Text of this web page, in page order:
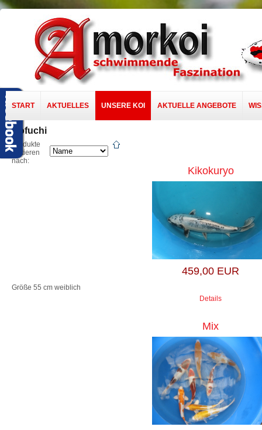
START AKTUELLES UNSERE KOI AKTUELLE ANGEBOTE
Oofuchi
Produkte
sortieren
nach:
Kikokuryo
459,00 EUR
Größe 55 cm weiblich
Details
Mix